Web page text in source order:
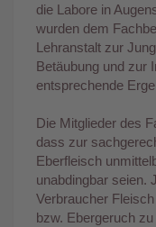
die Labore in
wurden dem
Lehranstalt zur
Betäubung und zur
entsprechende
Die Mitglieder des
dass zur
Eberfleisch
unabdingbar seien.
Verbraucher
bzw. Ebergeruch